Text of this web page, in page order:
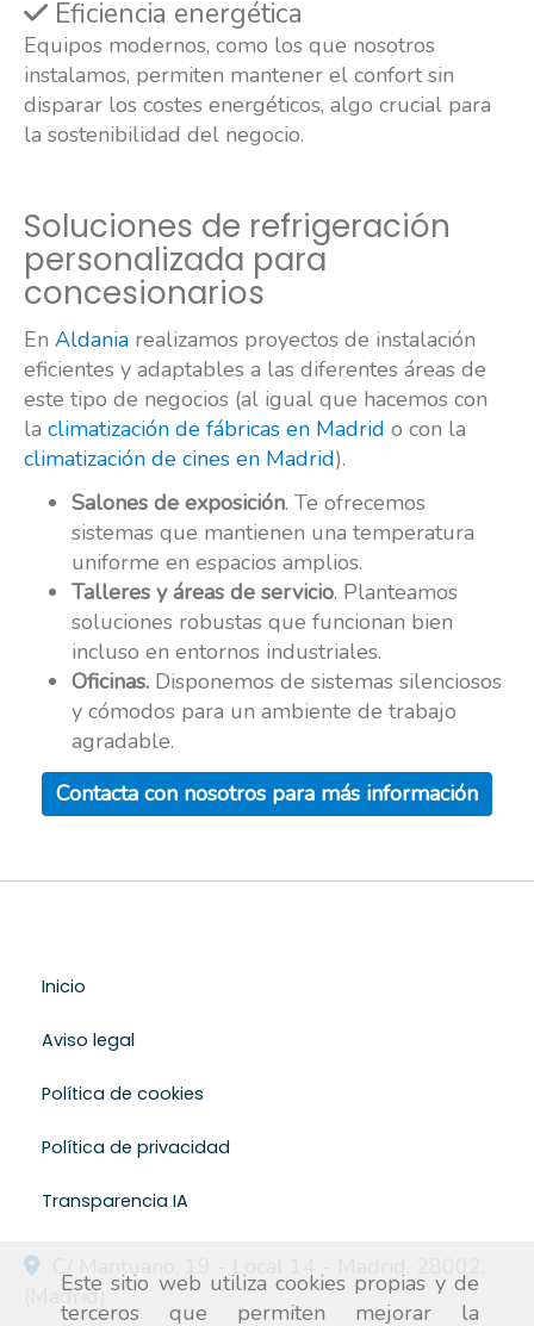
Este sitio web utiliza cookies propias y de
terceros que permiten mejorar la
Eficiencia energética
Equipos modernos, como los que nosotros
instalamos, permiten mantener el confort sin
disparar los costes energéticos, algo crucial para
la sostenibilidad del negocio.
Soluciones de refrigeración
personalizada para
concesionarios
En Aldania realizamos proyectos de instalación
eficientes y adaptables a las diferentes áreas de
este tipo de negocios (al igual que hacemos con
la climatización de fábricas en Madrid o con la
climatización de cines en Madrid).
Salones de exposición. Te ofrecemos
sistemas que mantienen una temperatura
uniforme en espacios amplios.
Talleres y áreas de servicio. Planteamos
soluciones robustas que funcionan bien
incluso en entornos industriales.
Oficinas. Disponemos de sistemas silenciosos
y cómodos para un ambiente de trabajo
agradable.
Contacta con nosotros para más información
Inicio
Aviso legal
Política de cookies
Política de privacidad
Transparencia IA
(Madrid)